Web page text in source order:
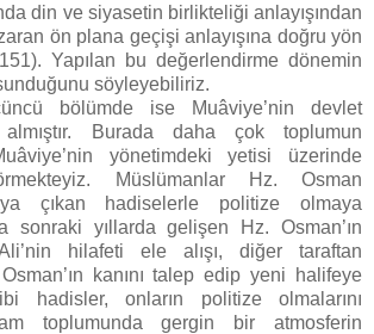
din ve siyasetin birlikteliği anlayışından
ön plana geçişi anlayışına doğru yön
Yapılan bu değerlendirme dönemin
söyleyebiliriz.
bölümde ise Muâviye’nin devlet
almıştır. Burada daha çok toplumun
yönetimdeki yetisi üzerinde
Müslümanlar Hz. Osman
çıkan hadiselerle politize olmaya
sonraki yıllarda gelişen Hz. Osman’ın
hilafeti ele alışı, diğer taraftan
kanını talep edip yeni halifeye
hadisler, onların politize olmalarını
toplumunda gergin bir atmosferin